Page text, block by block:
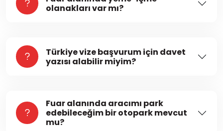
olanakları var mı?
Türkiye vize başvurum için davet
yazısı alabilir miyim?
Fuar alanında aracımı park
edebileceğim bir otopark mevcut
mu?